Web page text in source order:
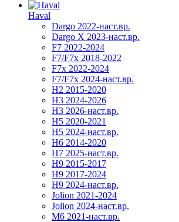
Haval
Dargo 2022-наст.вр.
Dargo X 2023-наст.вр.
F7 2022-2024
F7/F7x 2018-2022
F7x 2022-2024
F7/F7x 2024-наст.вр.
H2 2015-2020
H3 2024-2026
H3 2026-наст.вр.
H5 2020-2021
H5 2024-наст.вр.
H6 2014-2020
H7 2025-наст.вр.
H9 2015-2017
H9 2017-2024
H9 2024-наст.вр.
Jolion 2021-2024
Jolion 2024-наст.вр.
М6 2021-наст.вр.